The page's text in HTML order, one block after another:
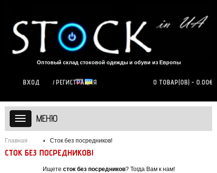
Оптовый склад стоковой одежды и обуви из Европы
0 ТОВАР(ОВ) - 0.00€
ВХОД РЕГИСТРАЦИЯ
МЕНЮ
Главная Сток без посредников!
СТОК БЕЗ ПОСРЕДНИКОВ!
Ищете сток без посредников? Тогда Вам к нам!